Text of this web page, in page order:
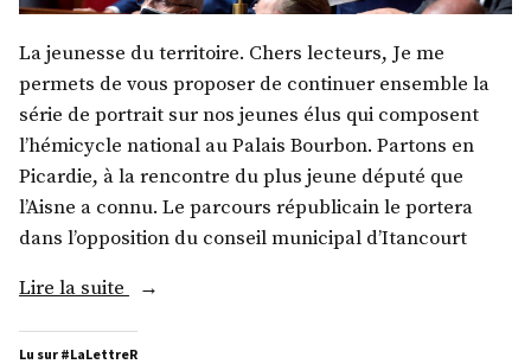
La jeunesse du territoire. Chers lecteurs, Je me
permets de vous proposer de continuer ensemble la
série de portrait sur nos jeunes élus qui composent
l’hémicycle national au Palais Bourbon. Partons en
Picardie, à la rencontre du plus jeune député que
l’Aisne a connu. Le parcours républicain le portera
dans l’opposition du conseil municipal d’Itancourt
Lire la suite « M.
Dive »
Lu sur #LaLettreR